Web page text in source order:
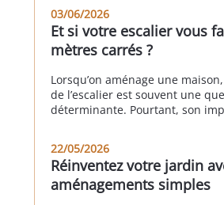
03/06/2026
Et si votre escalier vous
mètres carrés ?
Lorsqu’on aménage une
de l’escalier est souvent une
déterminante. Pourtant, son
positionné peut perturber la
la fonctionnalité des pièces et
impression d’espace mal
22/05/2026
Réinventez votre jardin
aménagements simples